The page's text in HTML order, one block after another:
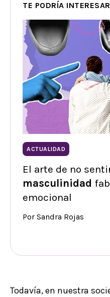
TE PODRÍA INTERESAR
ACTUALIDAD
El arte de no
masculinidad
emocional
Por Sandra Rojas
Todavía, en nuestra